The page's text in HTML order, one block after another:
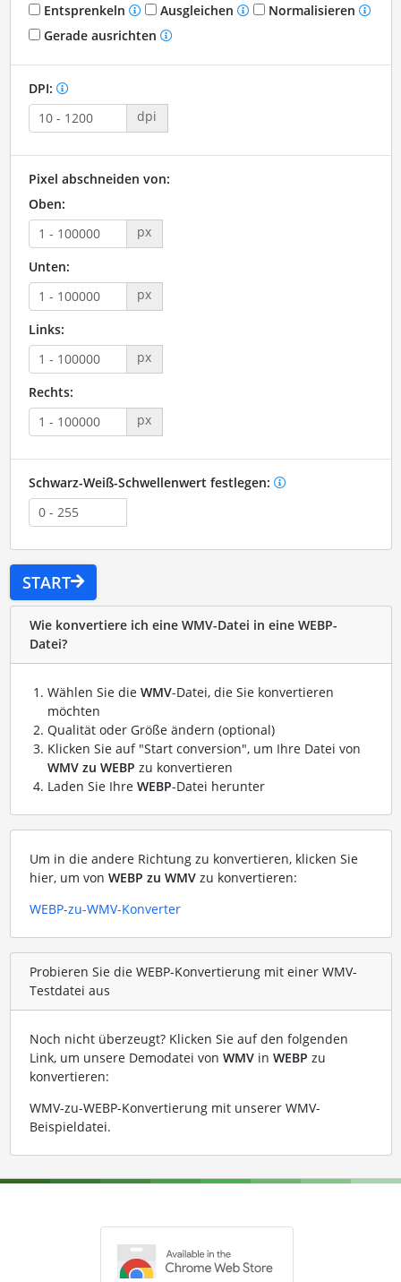
Entsprenkeln
Ausgleichen
Normalisieren
Gerade ausrichten
DPI:
dpi
Pixel abschneiden von:
Oben:
px
Unten:
px
Links:
px
Rechts:
px
Schwarz-Weiß-Schwellenwert festlegen:
START
Wie konvertiere ich eine WMV-Datei in eine WEBP-
Datei?
Wählen Sie die WMV-Datei, die Sie konvertieren
möchten
Qualität oder Größe ändern (optional)
Klicken Sie auf "Start conversion", um Ihre Datei von
WMV zu WEBP zu konvertieren
Laden Sie Ihre WEBP-Datei herunter
Um in die andere Richtung zu konvertieren, klicken Sie
hier, um von WEBP zu WMVzu konvertieren:
WEBP-zu-WMV-Konverter
Probieren Sie die WEBP-Konvertierung mit einer WMV-
Testdatei aus
Noch nicht überzeugt? Klicken Sie auf den folgenden
Link, um unsere Demodatei von WMVin WEBP zu
konvertieren:
WMV-zu-WEBP-Konvertierung mit unserer WMV-
Beispieldatei.